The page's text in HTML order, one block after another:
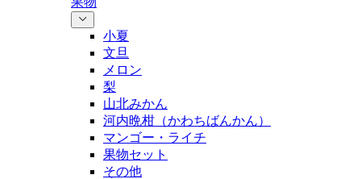
小夏
文旦
メロン
梨
山北みかん
河内晩柑（かわちばんかん）
マンゴー・ライチ
果物セット
その他